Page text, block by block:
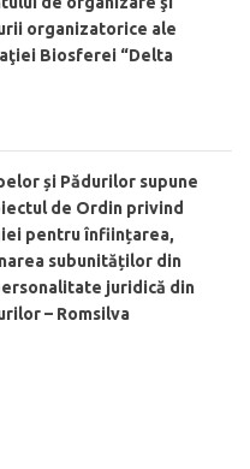
organizatorice ale
Biosferei “Delta
și Pădurilor supune
de Ordin privind
pentru înființarea,
subunităților din
juridică din
– Romsilva